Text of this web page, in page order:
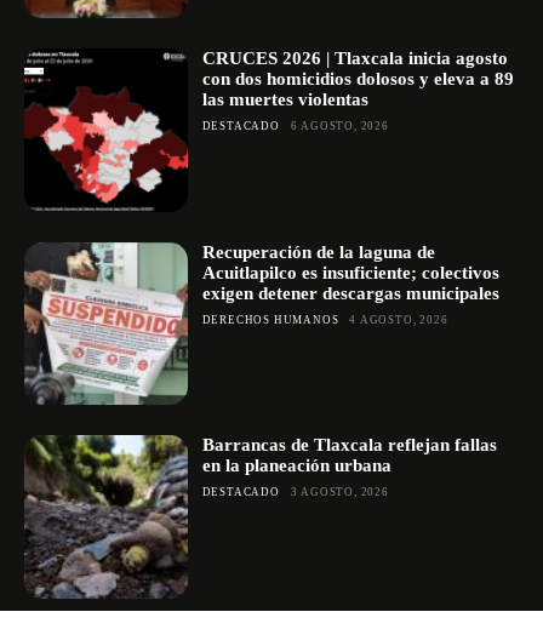
CRUCES 2026 | Tlaxcala inicia agosto
con dos homicidios dolosos y eleva a 89
las muertes violentas
DESTACADO 6 AGOSTO, 2026
Recuperación de la laguna de
Acuitlapilco es insuficiente; colectivos
exigen detener descargas municipales
DERECHOS HUMANOS 4 AGOSTO, 2026
Barrancas de Tlaxcala reflejan fallas
en la planeación urbana
DESTACADO 3 AGOSTO, 2026